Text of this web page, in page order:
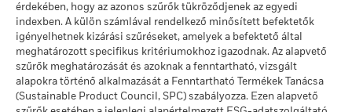
ekkor: 2026. júl. 17.
A versenytárscsoport alapjai
ekkor: 2026. júl. 17.
MSCI súlyozott átlagos
szénintenzitás %-os
85,47
A fenti, termikus szénre és olajhomokra vonatkozó, BlackRock
üzleti részvételi kitettségi adatok azokkal a vállalatokkal
kapcsolatban kerülnek kiszámításra és jelentésre, amelyek az
MSCI ESG-kutatás meghatározása szerint bevételük több
mint 5%-át termikus szénből vagy olajhomokból nyerik. Azon
vállalatokra vonatkozóan, amelyek (0%-os bevételi
küszöbértéket figyelembe véve) bevételt generálnak termikus
érdekében, hogy az azonos szűrők tükröződjenek az egyedi
indexben. A külön számlával rendelkező minősített befektetők
igényelhetnek kizárási szűréseket, amelyek a befektető által
meghatározott specifikus kritériumokhoz igazodnak. Az alapvető
szűrők meghatározását és azoknak a fenntartható, vizsgált
alapokra történő alkalmazását a Fenntartható Termékek Tanácsa
(Sustainable Product Council, SPC) szabályozza. Ezen alapvető